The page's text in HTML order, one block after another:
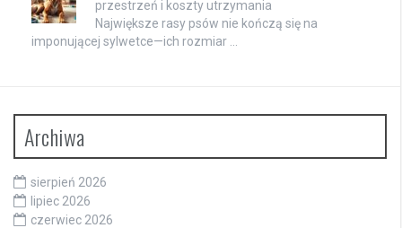
przestrzeń i koszty utrzymania
Największe rasy psów nie kończą się na
imponującej sylwetce—ich rozmiar …
Archiwa
sierpień 2026
lipiec 2026
czerwiec 2026